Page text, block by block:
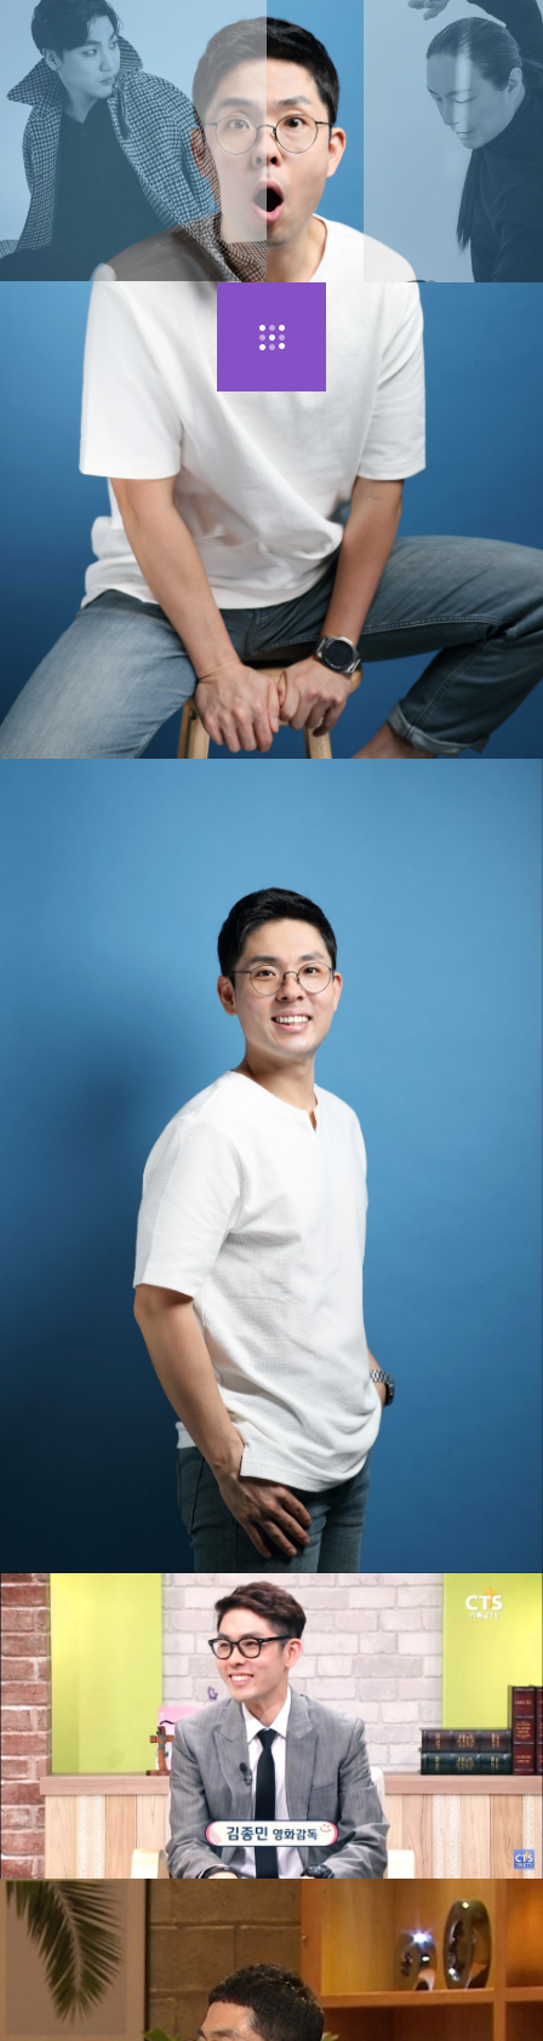
(주)파라스타엔터테인먼트
대표이사 : 차해리
사업자등록번호 : 641-81-02021
주소 : 서울시 강남구 논현동 212-21 조이빌딩 6층
대표번호 : 02-1877-8705
Email : contact@parastar.org
PARASTAR Entertainment .co., All Rigths Reserved.